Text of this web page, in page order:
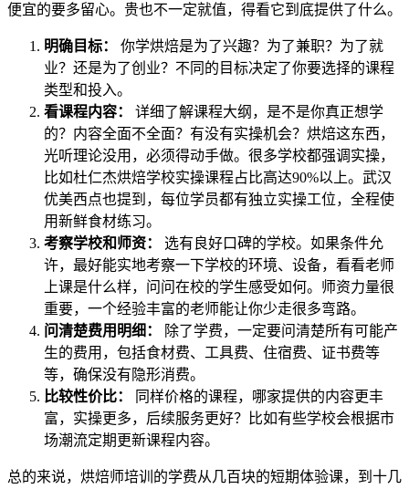
便宜的要多留心。贵也不一定就值，得看它到底提供了什么。
明确目标：
你学烘焙是为了兴趣？为了兼职？为了就
业？还是为了创业？不同的目标决定了你要选择的课程
类型和投入。
看课程内容：
详细了解课程大纲，是不是你真正想学
的？内容全面不全面？有没有实操机会？烘焙这东西，
光听理论没用，必须得动手做。很多学校都强调实操，
比如杜仁杰烘焙学校实操课程占比高达90%以上。武汉
优美西点也提到，每位学员都有独立实操工位，全程使
用新鲜食材练习。
考察学校和师资：
选有良好口碑的学校。如果条件允
许，最好能实地考察一下学校的环境、设备，看看老师
上课是什么样，问问在校的学生感受如何。师资力量很
重要，一个经验丰富的老师能让你少走很多弯路。
问清楚费用明细：
除了学费，一定要问清楚所有可能产
生的费用，包括食材费、工具费、住宿费、证书费等
等，确保没有隐形消费。
比较性价比：
同样价格的课程，哪家提供的内容更丰
富，实操更多，后续服务更好？比如有些学校会根据市
场潮流定期更新课程内容。
总的来说，烘焙师培训的学费从几百块的短期体验课，到十几